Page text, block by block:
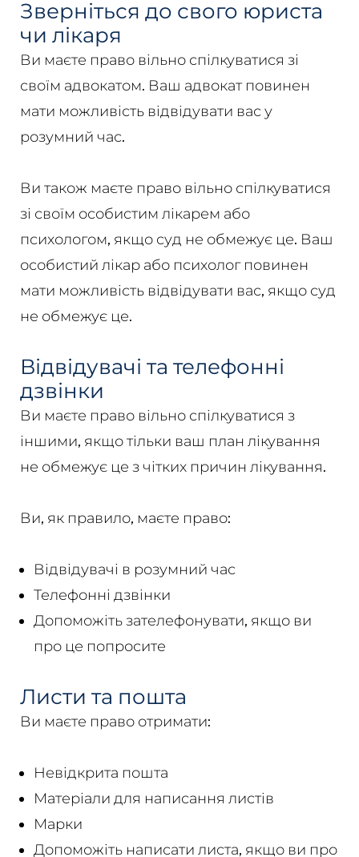
Зверніться до свого юриста
чи лікаря
Ви маєте право вільно спілкуватися зі
своїм адвокатом. Ваш адвокат повинен
мати можливість відвідувати вас у
розумний час.
Ви також маєте право вільно спілкуватися
зі своїм особистим лікарем або
психологом, якщо суд не обмежує це. Ваш
особистий лікар або психолог повинен
мати можливість відвідувати вас, якщо суд
не обмежує це.
Відвідувачі та телефонні
дзвінки
Ви маєте право вільно спілкуватися з
іншими, якщо тільки ваш план лікування
не обмежує це з чітких причин лікування.
Ви, як правило, маєте право:
Відвідувачі в розумний час
Телефонні дзвінки
Допоможіть зателефонувати, якщо ви
про це попросите
Листи та пошта
Ви маєте право отримати:
Невідкрита пошта
Матеріали для написання листів
Марки
Допоможіть написати листа, якщо ви про